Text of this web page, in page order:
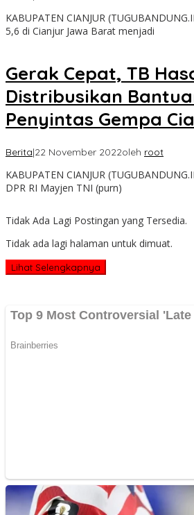
KABUPATEN CIANJUR
5,6 di Cianjur Jawa Barat menjadi
Gerak Cepat, TB
Distribusikan
Penyintas Gempa
Berita|22 November 2022oleh root
KABUPATEN CIANJUR
DPR RI Mayjen TNI (purn)
Tidak Ada Lagi Postingan yang Tersedia.
Tidak ada lagi halaman untuk dimuat.
Lihat Selengkapnya